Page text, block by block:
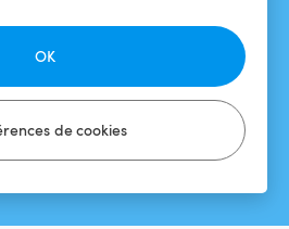
de cookies
OK